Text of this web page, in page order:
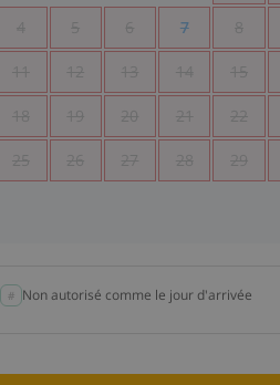
4 5 6 7 8
11 12 13 14 15
18 19 20 21 22
25 26 27 28 29
Non autorisé comme le jour d'arrivée